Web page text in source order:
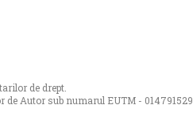
de drept.
Autor sub numarul EUTM - 014791529